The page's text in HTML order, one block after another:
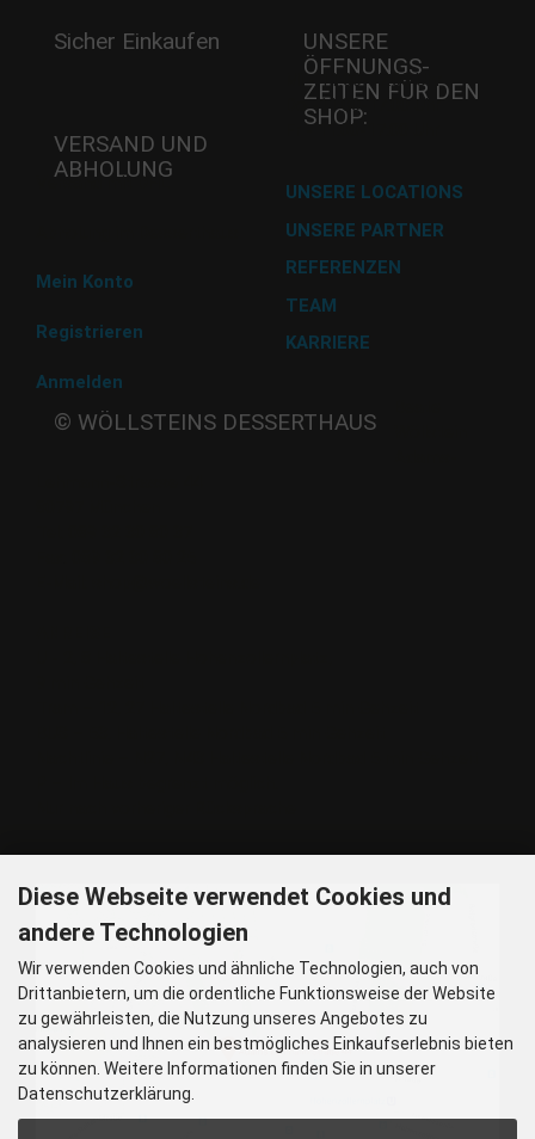
Sicher Einkaufen
VERSAND UND
ABHOLUNG
Versand mit DHL
Mein Konto
Registrieren
Anmelden
UNSERE
ÖFFNUNGS­
ZEITEN FÜR DEN
SHOP:
Mi - 11:00-17:00 Uhr
Do -11:00-17:00 Uhr
Fr - 11:00-17:00 Uhr
UNSERE LOCATIONS
UNSERE PARTNER
REFERENZEN
TEAM
KARRIERE
© WÖLLSTEINS DESSERTHAUS
GOOGLE MAPS
Diese Webseite verwendet Cookies und
andere Technologien
Wir verwenden Cookies und ähnliche Technologien, auch von
Drittanbietern, um die ordentliche Funktionsweise der Website
zu gewährleisten, die Nutzung unseres Angebotes zu
analysieren und Ihnen ein bestmögliches Einkaufserlebnis bieten
zu können. Weitere Informationen finden Sie in unserer
Datenschutzerklärung.